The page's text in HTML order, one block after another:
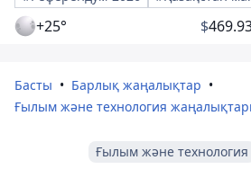
+25° $
Басты
Барлық жаңалықтар
Ғылым және технология
Ғылым және технология